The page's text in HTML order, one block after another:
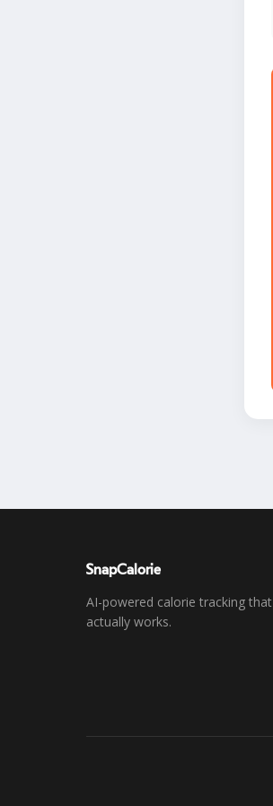
SnapCalorie
AI-powered calorie tracking that
actually works.